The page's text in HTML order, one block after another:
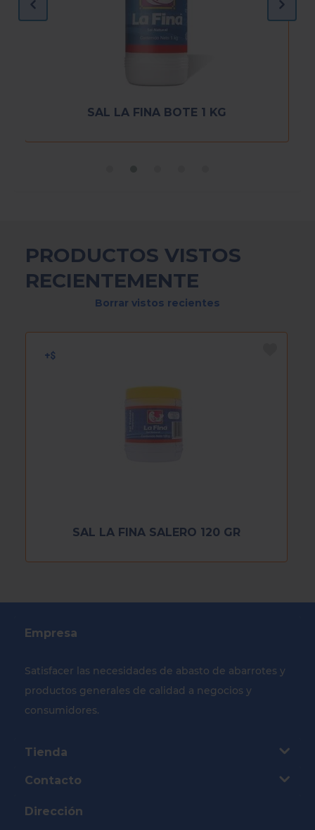
SAL LA FINA BOTE 1 KG
PRODUCTOS VISTOS
RECIENTEMENTE
Borrar vistos recientes
SAL LA FINA SALERO 120 GR
Empresa
Satisfacer las necesidades de abasto de abarrotes y
productos generales de calidad a negocios y
consumidores.
Tienda
Contacto
Dirección